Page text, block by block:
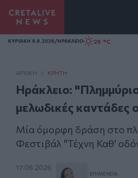
Homepage
ΚΥΡΙΑΚΗ 9.8.2026/ΗΡΑΚΛΕΙΟ 29 °C
ΑΡΧΙΚΗ / ΚΡΉΤΗ
Ηράκλειο:
μελωδικές καντάδες
Μία όμορφη δράση στο
Φεστιβάλ "Τέχνη Καθ'
17.06.2026
ΕΠΙΜΈΛΕΙΑ: